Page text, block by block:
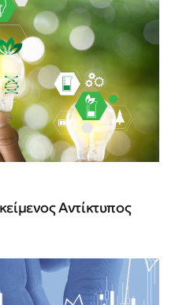
Αντίκτυπος